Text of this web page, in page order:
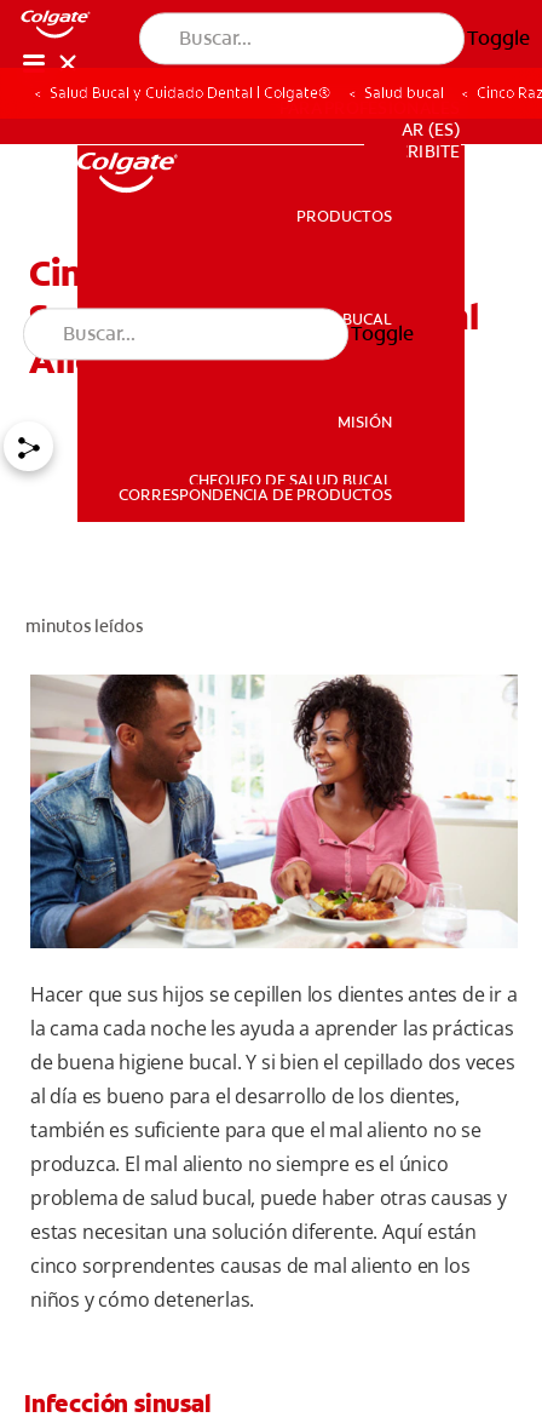
Toggle
SALUD BUCAL
PARA PROFESIONALES
SUSCRIBITE
PARA PROFESIONALES
AR (ES)
SUSCRIBITE
PRODUCTOS
SALUD BUCAL
MISIÓN
CHEQUEO DE SALUD BUCAL
CORRESPONDENCIA DE PRODUCTOS
Toggle
Salud Bucal y Cuidado Dental | Colgate® Salud bucal Cinco
Cinco Razones
Sorprendentes Para El Mal
Aliento En Los Niños
minutos leídos
Hacer que sus hijos se cepillen los dientes antes de ir a
la cama cada noche les ayuda a aprender las prácticas
de buena higiene bucal. Y si bien el cepillado dos veces
al día es bueno para el desarrollo de los dientes,
también es suficiente para que el mal aliento no se
produzca. El mal aliento no siempre es el único
problema de salud bucal, puede haber otras causas y
estas necesitan una solución diferente. Aquí están
cinco sorprendentes causas de mal aliento en los
niños y cómo detenerlas.
Infección sinusal